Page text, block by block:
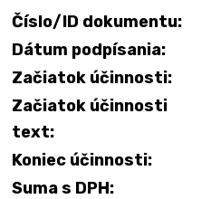
Číslo/ID dokumentu:
Dátum podpísania:
Začiatok účinnosti:
Začiatok účinnosti
text:
Koniec účinnosti:
Suma s DPH: